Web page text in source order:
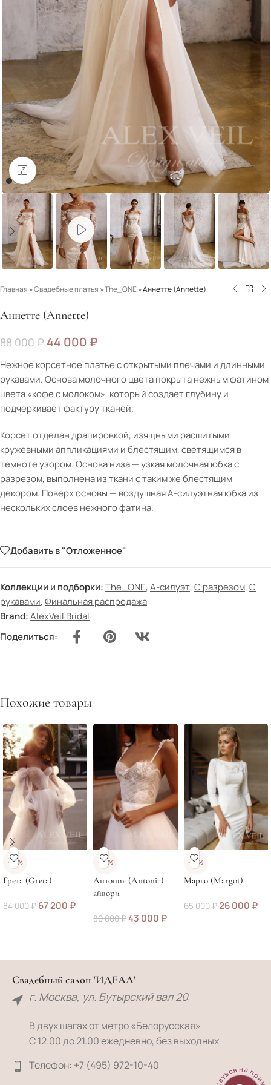
Увеличить
Главная »Свадебные платья »The_ONE»Аннетте (Annette)
Аннетте (Annette)
88 000₽ 44 000 ₽
Нежное корсетное платье с открытыми плечами и длинными
рукавами. Основа молочного цвета покрыта нежным фатином
цвета «кофе с молоком», который создает глубину и
подчеркивает фактуру тканей.
Корсет отделан драпировкой, изящными расшитыми
кружевными аппликациями и блестящим, светящимся в
темноте узором. Основа низа — узкая молочная юбка с
разрезом, выполнена из ткани с таким же блестящим
декором. Поверх основы — воздушная А-силуэтная юбка из
нескольких слоев нежного фатина.
Добавить в "Отложенное"
Коллекции и подборки:The_ONE,А-силуэт,С разрезом,С
рукавами,Финальная распродажа
Brand:AlexVeil Bridal
Поделиться:
Похожие товары
-20%
Грета (Greta)
84 000₽ 67 200 ₽
-46%
Антония (Antonia)
айвори
80 000₽43 000 ₽
-60%
Марго (Margot)
65 000₽26 000 ₽
Свадебный салон 'ИДЕАЛ'
г. Москва, ул. Бутырский вал 20
В двух шагах от метро «Белорусская»
С 12.00 до 21.00 ежедневно, без выходных
Телефон: +7 (495) 972-10-40